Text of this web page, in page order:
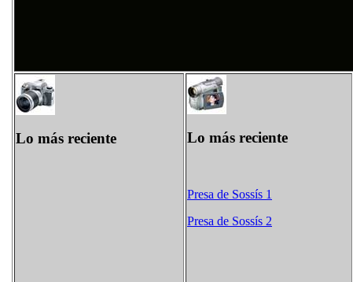
Lo más reciente Lo más reciente
Presa de Sossís 1
Presa de Sossís 2